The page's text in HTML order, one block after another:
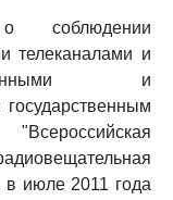
соблюдении
телеканалами и
и
июле 2011 года